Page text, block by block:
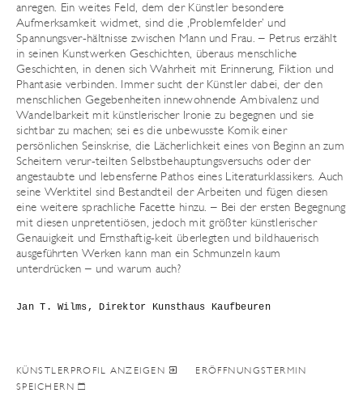
anregen. Ein weites Feld, dem der Künstler besondere
Aufmerksamkeit widmet, sind die ‚Problemfelder’ und
Spannungsver-hältnisse zwischen Mann und Frau. – Petrus erzählt
in seinen Kunstwerken Geschichten, überaus menschliche
Geschichten, in denen sich Wahrheit mit Erinnerung, Fiktion und
Phantasie verbinden. Immer sucht der Künstler dabei, der den
menschlichen Gegebenheiten innewohnende Ambivalenz und
Wandelbarkeit mit künstlerischer Ironie zu begegnen und sie
sichtbar zu machen; sei es die unbewusste Komik einer
persönlichen Seinskrise, die Lächerlichkeit eines von Beginn an zum
Scheitern verur-teilten Selbstbehauptungsversuchs oder der
angestaubte und lebensferne Pathos eines Literaturklassikers. Auch
seine Werktitel sind Bestandteil der Arbeiten und fügen diesen
eine weitere sprachliche Facette hinzu. – Bei der ersten Begegnung
mit diesen unpretentiösen, jedoch mit größter künstlerischer
Genauigkeit und Ernsthaftig-keit überlegten und bildhauerisch
ausgeführten Werken kann man ein Schmunzeln kaum
unterdrücken – und warum auch?
Jan T. Wilms, Direktor Kunsthaus Kaufbeuren
KÜNSTLERPROFIL ANZEIGEN
ERÖFFNUNGSTERMIN
SPEICHERN